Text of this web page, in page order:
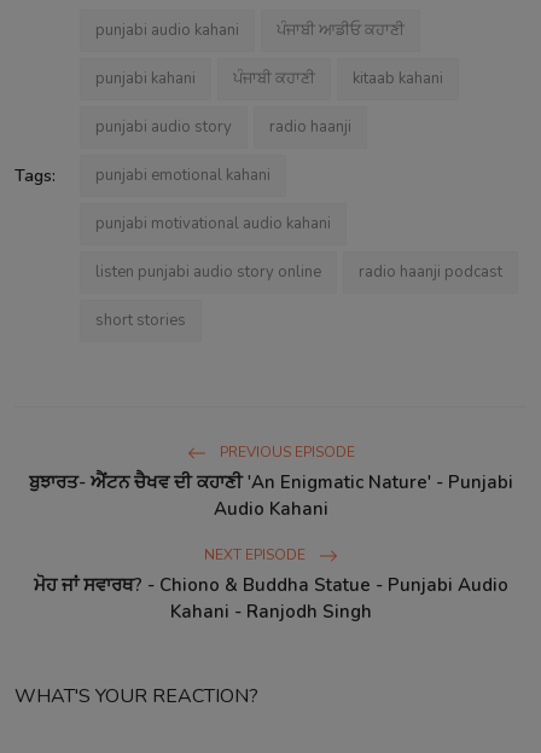
Tags:
punjabi audio kahani ਪੰਜਾਬੀ ਆਡੀਓ ਕਹਾਣੀ
punjabi kahani ਪੰਜਾਬੀ ਕਹਾਣੀ kitaab kahani
punjabi audio story radio haanji
punjabi emotional kahani
punjabi motivational audio kahani
listen punjabi audio story online radio haanji podcast
short stories
PREVIOUS EPISODE
ਬੁਝਾਰਤ- ਐਂਟਨ ਚੈਖਵ ਦੀ ਕਹਾਣੀ 'An Enigmatic Nature' - Punjabi
Audio Kahani
NEXT EPISODE
ਮੋਹ ਜਾਂ ਸਵਾਰਥ? - Chiono & Buddha Statue - Punjabi Audio
Kahani - Ranjodh Singh
WHAT'S YOUR REACTION?